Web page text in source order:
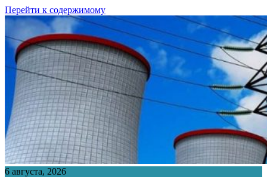
Перейти к содержимому
6 августа, 2026